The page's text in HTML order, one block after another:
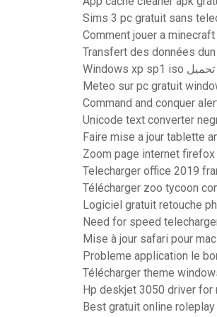
Sims 3 pc gratuit sans
Comment jouer a
Transfert des données
Windows xp sp1 iso تحميل
Meteo sur pc gratuit
Command and conquer
Unicode text converter
Faire mise a jour tablette
Zoom page internet firefox
Telecharger office 2019
Télécharger zoo tycoon
Logiciel gratuit retouche
Need for speed
Mise à jour safari pour
Probleme application le
Télécharger theme
Hp deskjet 3050 driver for
Best gratuit online